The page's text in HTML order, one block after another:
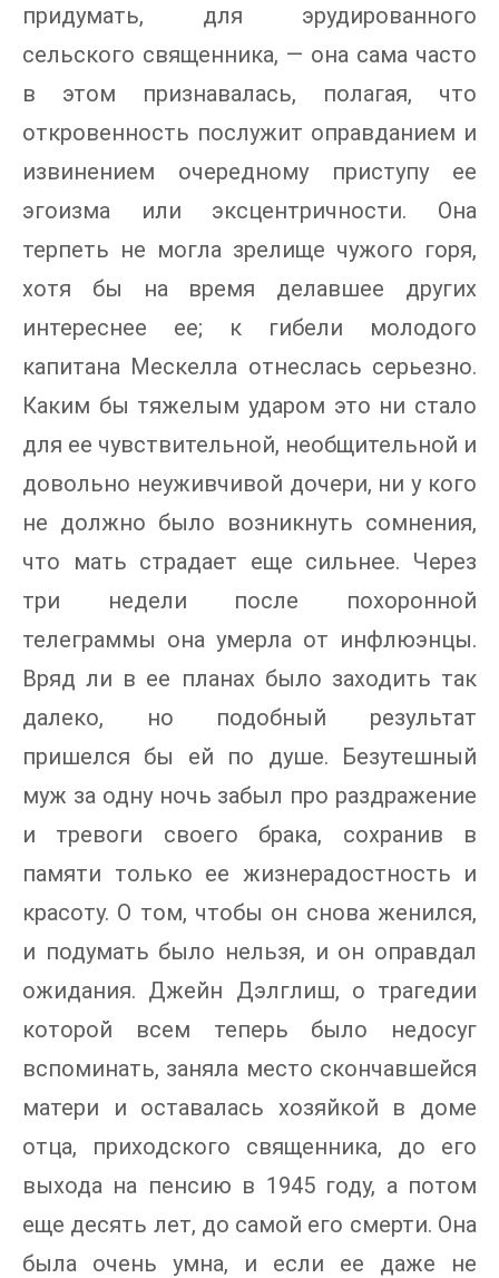
придумать, для эрудированного
сельского священника, — она сама часто
в этом признавалась, полагая, что
откровенность послужит оправданием и
извинением очередному приступу ее
эгоизма или эксцентричности. Она
терпеть не могла зрелище чужого горя,
хотя бы на время делавшее других
интереснее ее; к гибели молодого
капитана Мескелла отнеслась серьезно.
Каким бы тяжелым ударом это ни стало
для ее чувствительной, необщительной и
довольно неуживчивой дочери, ни у кого
не должно было возникнуть сомнения,
что мать страдает еще сильнее. Через
три недели после похоронной
телеграммы она умерла от инфлюэнцы.
Вряд ли в ее планах было заходить так
далеко, но подобный результат
пришелся бы ей по душе. Безутешный
муж за одну ночь забыл про раздражение
и тревоги своего брака, сохранив в
памяти только ее жизнерадостность и
красоту. О том, чтобы он снова женился,
и подумать было нельзя, и он оправдал
ожидания. Джейн Дэлглиш, о трагедии
которой всем теперь было недосуг
вспоминать, заняла место скончавшейся
матери и оставалась хозяйкой в доме
отца, приходского священника, до его
выхода на пенсию в 1945 году, а потом
еще десять лет, до самой его смерти. Она
была очень умна, и если ее даже не